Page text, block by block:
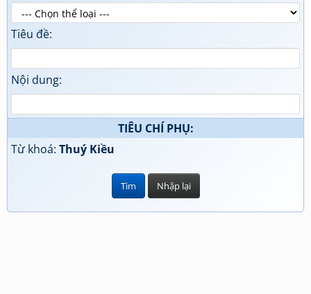
Tiêu đề:
Nội dung:
TIÊU CHÍ PHỤ:
Từ khoá: Thuý Kiều